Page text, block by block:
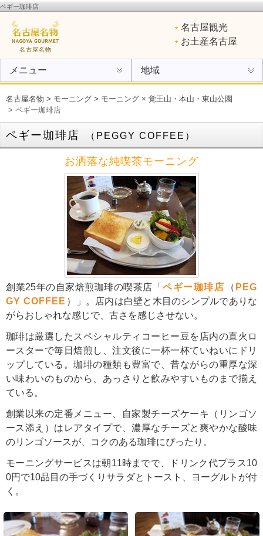
ペギー珈琲店
けスパ、小倉トースト、ういろう
名古屋名物
名古屋観光
お土産名古屋
メニュー 地域
名古屋名物 > モーニング > モーニング × 覚王山・本山・東山公園
> ペギー珈琲店
ペギー珈琲店 （PEGGY COFFEE）
お洒落な純喫茶モーニング
創業25年の自家焙煎珈琲の喫茶店「 ペギー珈琲店 （ PEG
GY COFFEE ）」。店内は白壁と木目のシンプルでありな
がらおしゃれな感じで、古さを感じさせない。
珈琲は厳選したスペシャルティコーヒー豆を店内の直火ロ
ースターで毎日焙煎し、注文後に一杯一杯ていねいにドリ
ップしている。珈琲の種類も豊富で、昔ながらの重厚な深
い味わいのものから、あっさりと飲みやすいものまで揃え
ている。
創業以来の定番メニュー、自家製チーズケーキ（リンゴソ
ース添え）はレアタイプで、濃厚なチーズと爽やかな酸味
のリンゴソースが、コクのある珈琲にぴったり。
モーニングサービスは朝11時までで、ドリンク代プラス10
0円で10品目の手づくりサラダとトースト、ヨーグルトが付
く。